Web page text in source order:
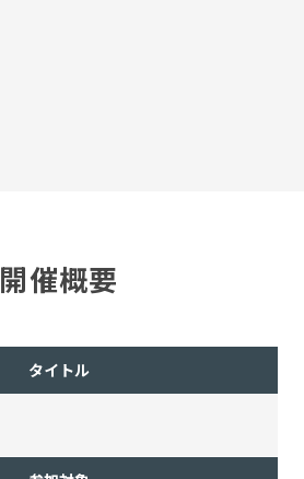
開催概要
タイトル